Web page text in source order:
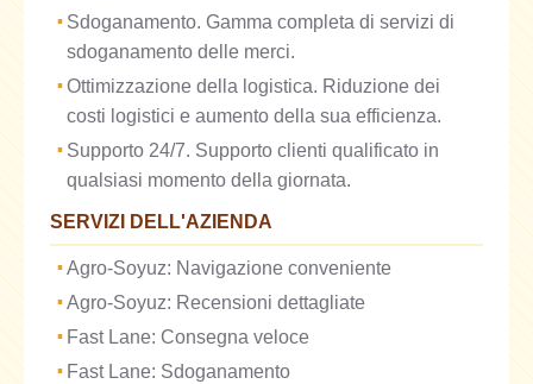
Sdoganamento. Gamma completa di servizi di
sdoganamento delle merci.
Ottimizzazione della logistica. Riduzione dei
costi logistici e aumento della sua efficienza.
Supporto 24/7. Supporto clienti qualificato in
qualsiasi momento della giornata.
SERVIZI DELL'AZIENDA
Agro-Soyuz: Navigazione conveniente
Agro-Soyuz: Recensioni dettagliate
Fast Lane: Consegna veloce
Fast Lane: Sdoganamento